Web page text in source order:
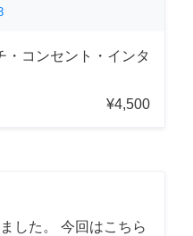
・コンセント・インタ
¥4,500
した。 今回はこちら